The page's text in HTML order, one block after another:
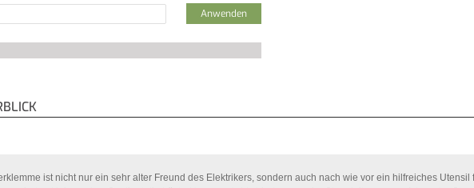
ist nicht nur ein sehr alter Freund des Elektrikers, sondern auch nach wie vor ein hilfreiches Utensil